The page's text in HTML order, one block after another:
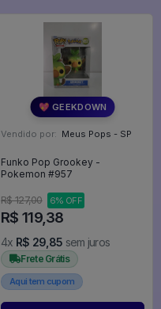
💖 GEEKDOWN
Vendido por: Meus Pops - SP
Funko Pop Grookey -
Pokemon #957
R$ 127,00 6% OFF
R$ 119,38
4x R$ 29,85 sem juros
Frete Grátis
Aqui tem cupom